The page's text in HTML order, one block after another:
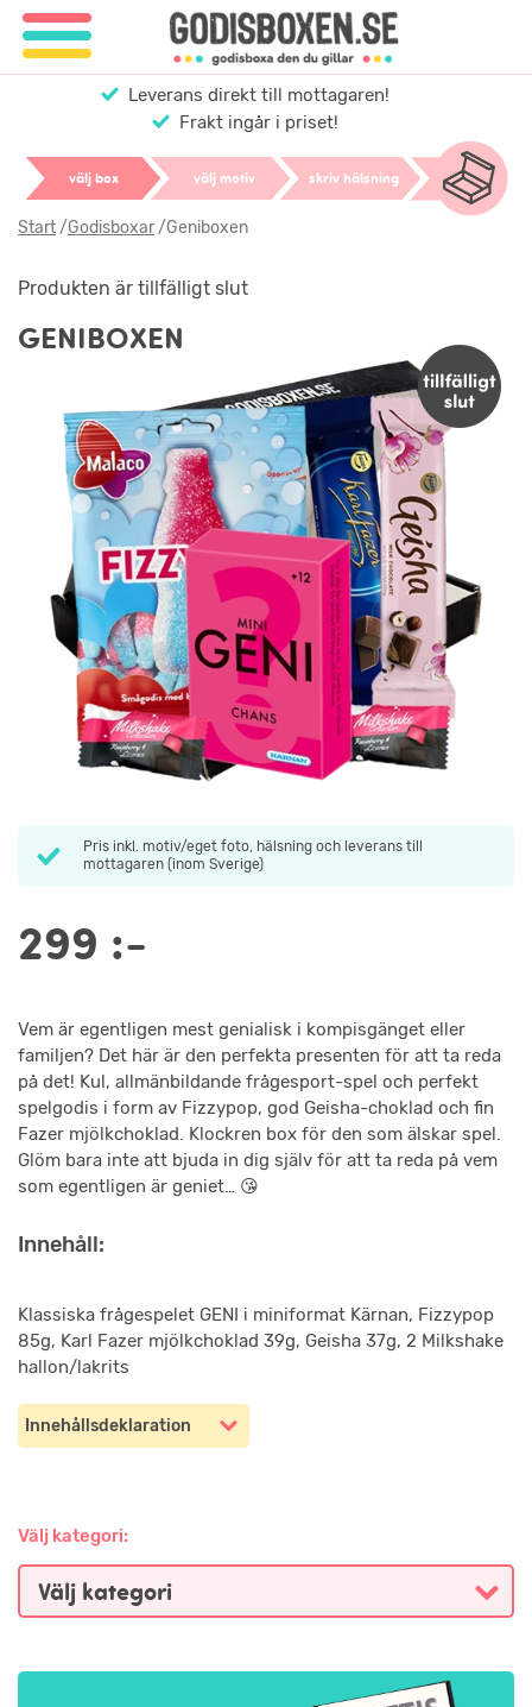
Leverans direkt till mottagaren!
Frakt ingår i priset!
välj box välj motiv skriv hälsning
Start/Godisboxar/Geniboxen
GENIBOXEN
Vem är egentligen mest genialisk i kompisgänget eller
familjen? Det här är den perfekta presenten för att ta reda
på det! Kul, allmänbildande frågesport-spel och perfekt
spelgodis i form av Fizzypop, god Geisha-choklad och fin
Fazer mjölkchoklad. Klockren box för den som älskar spel.
Glöm bara inte att bjuda in dig själv för att ta reda på vem
som egentligen är geniet… 😘
Innehåll:
Klassiska frågespelet GENI i miniformat Kärnan, Fizzypop
85g, Karl Fazer mjölkchoklad 39g, Geisha 37g, 2 Milkshake
hallon/lakrits
Pris inkl. motiv/eget foto, hälsning och leverans till
mottagaren (inom Sverige)
299 :-
Produkten är tillfälligt slut
Innehållsdeklaration
Välj kategori: